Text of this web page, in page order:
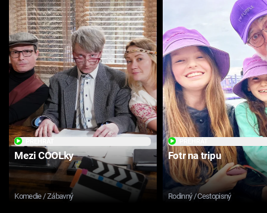
Mezi COOLky
Komedie / Zábavný
Fotr na tripu
Rodinný / Cestopisný